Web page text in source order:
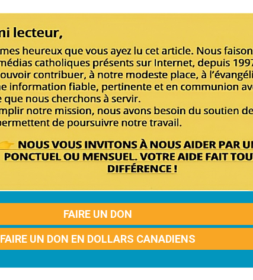
FAIRE UN DON
FAIRE UN DON EN DOLLARS CANADIENS